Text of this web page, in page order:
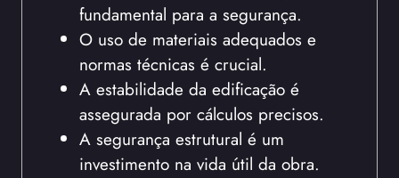
fundamental para a segurança.
O uso de materiais adequados e
normas técnicas é crucial.
A estabilidade da edificação é
assegurada por cálculos precisos.
A segurança estrutural é um
investimento na vida útil da obra.